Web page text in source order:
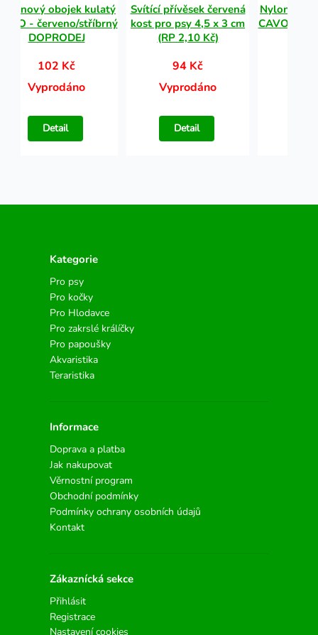
obojek kulatý
- červeno/stříbrný
DOPRODEJ
102 Kč
Vyprodáno
Detail
Svítící přívěsek červená
kost pro psy 4,5 x 3 cm
(RP 2,10 Kč)
94 Kč
Vyprodáno
Detail
Nylonový
CAVO -
Kategorie
Pro psy
Pro kočky
Pro Hlodavce
Pro zakrslé králíčky
Pro papoušky
Akvaristika
Teraristika
Informace
Doprava a platba
Jak nakupovat
Věrnostní program
Obchodní podmínky
Podmínky ochrany osobních údajů
Kontakt
Zákaznícká sekce
Přihlásit
Registrace
Nastavení cookies